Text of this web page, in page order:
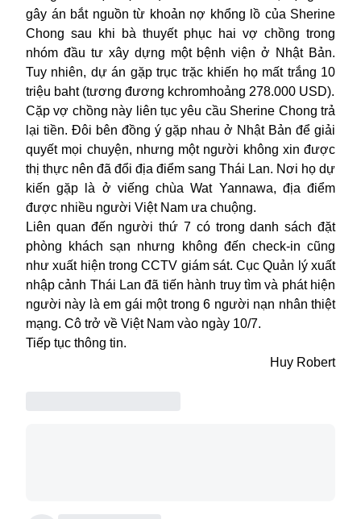
gây án bắt nguồn từ khoản nợ khổng lồ của Sherine
Chong sau khi bà thuyết phục hai vợ chồng trong
nhóm đầu tư xây dựng một bệnh viện ở Nhật Bản.
Tuy nhiên, dự án gặp trục trặc khiến họ mất trắng 10
triệu baht (tương đương kchromhoảng 278.000 USD).
Cặp vợ chồng này liên tục yêu cầu Sherine Chong trả
lại tiền. Đôi bên đồng ý gặp nhau ở Nhật Bản để giải
quyết mọi chuyện, nhưng một người không xin được
thị thực nên đã đổi địa điểm sang Thái Lan. Nơi họ dự
kiến gặp là ở viếng chùa Wat Yannawa, địa điểm
được nhiều người Việt Nam ưa chuộng.
Liên quan đến người thứ 7 có trong danh sách đặt
phòng khách sạn nhưng không đến check-in cũng
như xuất hiện trong CCTV giám sát. Cục Quản lý xuất
nhập cảnh Thái Lan đã tiến hành truy tìm và phát hiện
người này là em gái một trong 6 người nạn nhân thiệt
mạng. Cô trở về Việt Nam vào ngày 10/7.
Tiếp tục thông tin.
Huy Robert